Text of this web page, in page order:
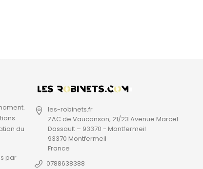
du
par
les-robinets.fr
ZAC de Vaucanson, 21/23 Avenue Marcel
Dassault – 93370 - Montfermeil
93370 Montfermeil
France
0788638388